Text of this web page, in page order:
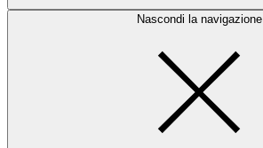
Nascondi la navigazione